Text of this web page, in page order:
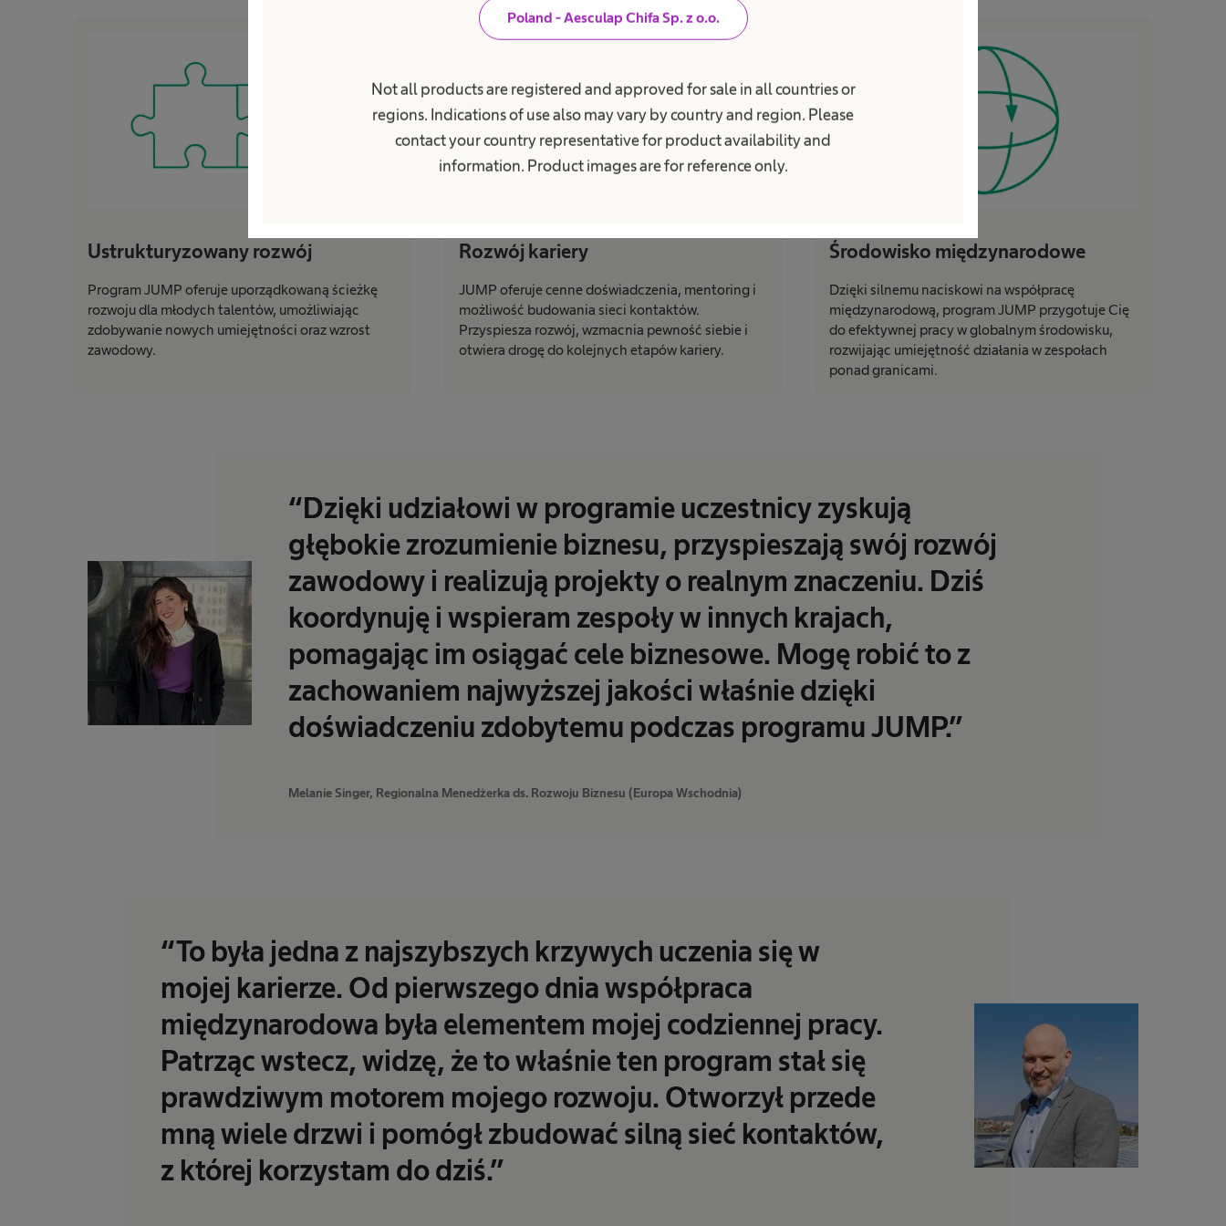
Poland - Aesculap Chifa Sp. z o.o.
Not all products are registered and approved for sale in all countries or
regions. Indications of use also may vary by country and region. Please
contact your country representative for product availability and
information. Product images are for reference only.
Ustrukturyzowany rozwój
Program JUMP oferuje uporządkowaną ścieżkę
rozwoju dla młodych talentów, umożliwiając
zdobywanie nowych umiejętności oraz wzrost
zawodowy.
Rozwój kariery
JUMP oferuje cenne doświadczenia, mentoring i
możliwość budowania sieci kontaktów.
Przyspiesza rozwój, wzmacnia pewność siebie i
otwiera drogę do kolejnych etapów kariery.
Środowisko międzynarodowe
Dzięki silnemu naciskowi na współpracę
międzynarodową, program JUMP przygotuje Cię
do efektywnej pracy w globalnym środowisku,
rozwijając umiejętność działania w zespołach
ponad granicami.
“Dzięki udziałowi w programie uczestnicy zyskują
głębokie zrozumienie biznesu, przyspieszają swój rozwój
zawodowy i realizują projekty o realnym znaczeniu. Dziś
koordynuję i wspieram zespoły w innych krajach,
pomagając im osiągać cele biznesowe. Mogę robić to z
zachowaniem najwyższej jakości właśnie dzięki
doświadczeniu zdobytemu podczas programu JUMP.”
Melanie Singer, Regionalna Menedżerka ds. Rozwoju Biznesu (Europa Wschodnia)
“To była jedna z najszybszych krzywych uczenia się w
mojej karierze. Od pierwszego dnia współpraca
międzynarodowa była elementem mojej codziennej pracy.
Patrząc wstecz, widzę, że to właśnie ten program stał się
prawdziwym motorem mojego rozwoju. Otworzył przede
mną wiele drzwi i pomógł zbudować silną sieć kontaktów,
z której korzystam do dziś.”